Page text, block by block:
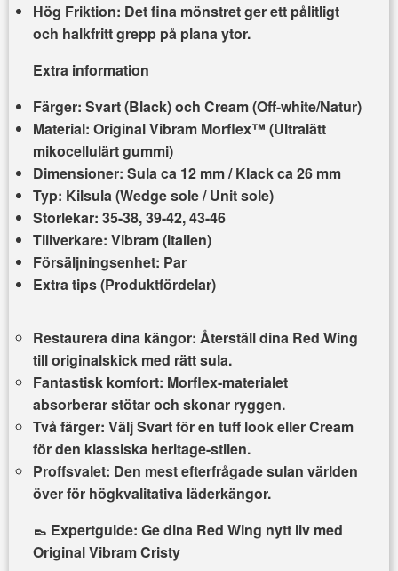
Hög Friktion: Det fina mönstret ger ett pålitligt
och halkfritt grepp på plana ytor.
Extra information
Färger: Svart (Black) och Cream (Off-white/Natur)
Material: Original VibramMorflex™ (Ultralätt
mikocellulärt gummi)
Dimensioner: Sula ca 12 mm / Klack ca 26 mm
Typ: Kilsula (Wedge sole / Unit sole)
Storlekar: 35-38, 39-42, 43-46
Tillverkare: Vibram (Italien)
Försäljningsenhet: Par
Extra tips (Produktfördelar)
Restaurera dina kängor: Återställ dina Red Wing
till originalskick med rätt sula.
Fantastisk komfort: Morflex-materialet
absorberar stötar och skonar ryggen.
Två färger: Välj Svart för en tuff look eller Cream
för den klassiska heritage-stilen.
Proffsvalet: Den mest efterfrågade sulan världen
över för högkvalitativa läderkängor.
👞 Expertguide: Ge dina Red Wing nytt liv med
Original Vibram Cristy